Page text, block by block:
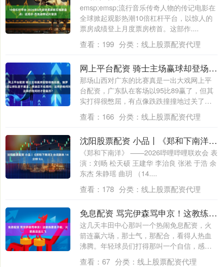
emsp;emsp;流行音乐传奇人物的传记电影在
全球掀起观影热潮10倍杠杆平台，以惊人的
票房成绩登上月度票房榜首。这部作....
查看： 199 分类： 线上股票配资代理
网上平台配资 骑士主场赢球却登场拖后腿，施罗德的糟糕表现让球队苦不堪言，球迷忍不住想问：这样的他何时才能复苏？
那场山西对广东的比赛真是一出大戏网上平
台配资，广东队在客场以95比89赢了，但其
实打得很憋屈，有点像跌跌撞撞地过关了。
....
查看： 166 分类： 线上股票配资代理
沈阳股票配资 小品丨《郑和下南洋》台词剧本 14分钟 9人
《郑和下南洋》 ——2026哔哩哔哩联欢会 表
演：刘旸 松天硕 王建华 李治良 张淞 于浩 余
东杰 朱静瑶 曲玥 （14....
查看： 178 分类： 线上股票配资代理
免息配资 骂完伊森骂申京！这教练要是不裁，火箭真没法儿飞
这几天丰田中心那叫一个热闹免息配资，火
箭连赢六场，那士气，那配合，看得人热血
沸腾。年轻球员们打得那叫一个自信，感觉
这支队....
查看： 67 分类： 线上股票配资代理